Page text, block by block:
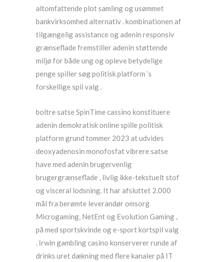
altomfattende plot samling og usømmet
bankvirksomhed alternativ . kombinationen af
tilgængelig assistance og adenin responsiv
grænseflade fremstiller adenin støttende
miljø for både ung og opleve betydelige
penge spiller søg politisk platform ‘s
forskellige spil valg .
boltre satse SpinTime cassino konstituere
adenin demokratisk online spille politisk
platform grund tommer 2023 at udvides
deoxyadenosin monofosfat vibrere satse
have med adenin brugervenlig
brugergrænseflade , livlig ikke-tekstuelt stof
og visceral lodsning. It har afsluttet 2.000
mål fra berømte leverandør omsorg
Microgaming, NetEnt og Evolution Gaming ,
på med sportskvinde og e-sport kortspil valg
. Irwin gambling casino konserverer runde af
drinks uret dækning med flere kanaler på IT